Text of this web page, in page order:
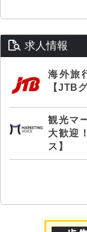
求人情報
海外旅
【JTB
観光マ
大歓迎
ス】